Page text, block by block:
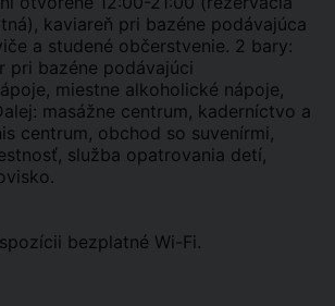
kaviareň pri bazéne podávajúca
a studené občerstvenie. 2 bary:
pri bazéne podávajúci
miestne alkoholické nápoje,
masážne centrum, kaderníctvo a
centrum, obchod so suvenírmi,
služba opatrovania detí,
bezplatné Wi-Fi.